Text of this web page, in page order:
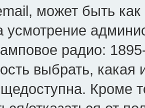
может быть
усмотрение
радио:
выбрать,
Кроме